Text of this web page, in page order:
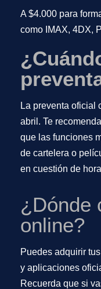
A $4.000 para
como IMAX, 4DX,
La preventa oficial
abril . Te
que las funciones
de cartelera o
en cuestión de
¿Dónde
online?
Puedes adquirir
y aplicaciones
Recuerda que si